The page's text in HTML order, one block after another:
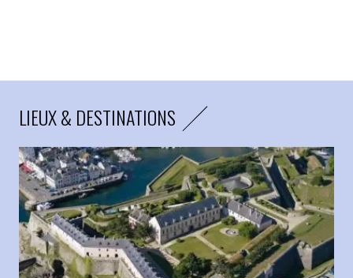
LIEUX & DESTINATIONS